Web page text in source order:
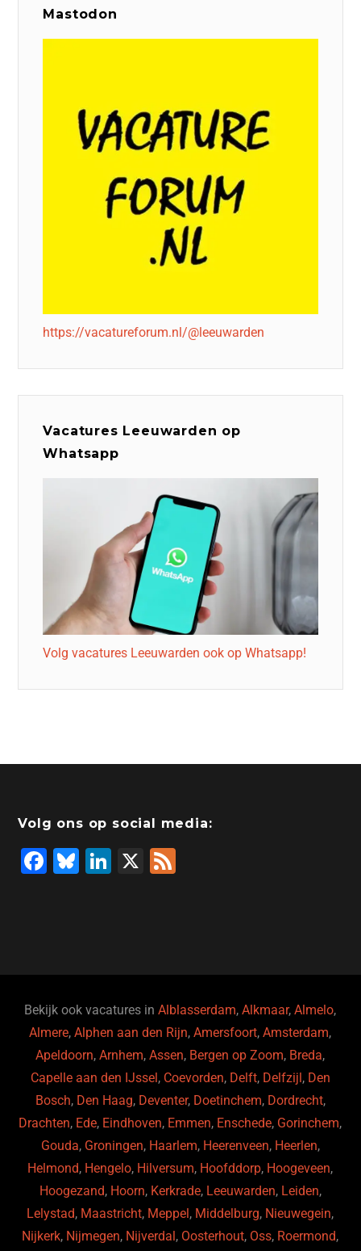
Mastodon
https://vacatureforum.nl/@leeuwarden
Vacatures Leeuwarden op
Whatsapp
Volg vacatures Leeuwarden ook op Whatsapp!
Volg ons op social media:
F
o
k
Bl
Li X
Bekijk ook vacatures inAlblasserdam,Alkmaar,Almelo,
Almere,Alphen aan den Rijn,Amersfoort,Amsterdam,
Apeldoorn,Arnhem,Assen, Bergen op Zoom, Breda,
Capelle aan den IJssel, Coevorden, Delft, Delfzijl, Den
Bosch, Den Haag, Deventer, Doetinchem, Dordrecht,
Drachten, Ede, Eindhoven, Emmen, Enschede, Gorinchem,
Gouda, Groningen, Haarlem, Heerenveen, Heerlen,
Helmond, Hengelo, Hilversum, Hoofddorp, Hoogeveen,
Hoogezand, Hoorn, Kerkrade, Leeuwarden, Leiden,
Lelystad, Maastricht, Meppel, Middelburg, Nieuwegein,
Nijkerk, Nijmegen, Nijverdal, Oosterhout, Oss, Roermond,